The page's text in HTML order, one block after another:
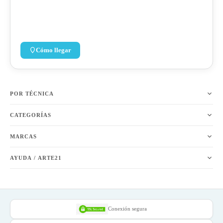
POR TÉCNICA
CATEGORÍAS
MARCAS
AYUDA / ARTE21
Cómo llegar
Conexión segura